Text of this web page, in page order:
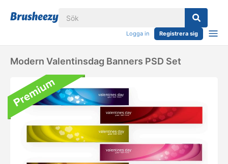
Logga in Registrera sig
Modern Valentinsdag Banners PSD Set